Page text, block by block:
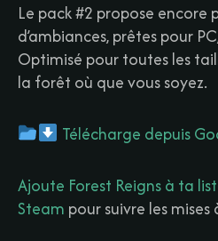
Le pack #2 propose encore
d’ambiances, prêtes pour
Optimisé pour toutes les
la forêt où que vous soyez.
Télécharge depuis
Ajoute Forest Reigns à ta
Steam pour suivre les